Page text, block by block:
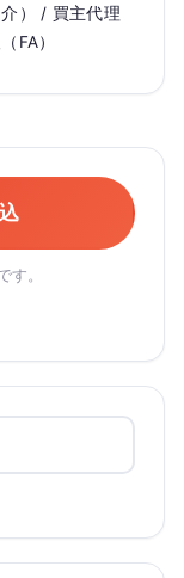
） / 買主代理
FA）
す。